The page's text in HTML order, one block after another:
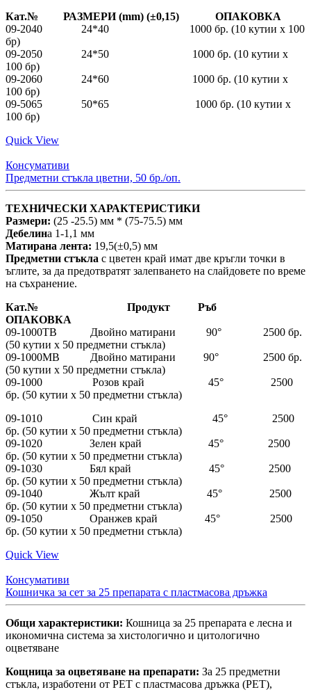
Кат.№ РАЗМЕРИ (mm) (±0,15) ОПАКОВКА
09-2040 24*40 1000 бр. (10 кутии x 100
бр)
09-2050 24*50 1000 бр. (10 кутии x
100 бр)
09-2060 24*60 1000 бр. (10 кутии x
100 бр)
09-5065 50*65 1000 бр. (10 кутии x
100 бр)
Quick View
Консумативи
Предметни стъкла цветни, 50 бр./оп.
ТЕХНИЧЕСКИ ХАРАКТЕРИСТИКИ
Размери: (25 -25.5) мм * (75-75.5) мм
Дебелина 1-1,1 мм
Матирана лента: 19,5(±0,5) мм
Предметни стъкла с цветен край имат две кръгли точки в
ъглите, за да предотвратят залепването на слайдовете по време
на съхранение.
Кат.№ Продукт Ръб
ОПАКОВКА
09-1000TB Двойно матирани 90° 2500 бр.
(50 кутии x 50 предметни стъкла)
09-1000MB Двойно матирани 90° 2500 бр.
(50 кутии x 50 предметни стъкла)
09-1000 Розов край 45° 2500
бр. (50 кутии x 50 предметни стъкла)
09-1010 Син край 45° 2500
бр. (50 кутии x 50 предметни стъкла)
09-1020 Зелен край 45° 2500
бр. (50 кутии x 50 предметни стъкла)
09-1030 Бял край 45° 2500
бр. (50 кутии x 50 предметни стъкла)
09-1040 Жълт край 45° 2500
бр. (50 кутии x 50 предметни стъкла)
09-1050 Оранжев край 45° 2500
бр. (50 кутии x 50 предметни стъкла)
Quick View
Консумативи
Кошничка за сет за 25 препарата с пластмасова дръжка
Общи характеристики: Кошница за 25 препарата е лесна и
икономична система за хистологично и цитологично
оцветяване
Кощница за оцветяване на препарати: За 25 предметни
стъкла, изработени от PET с пластмасова дръжка (PET),